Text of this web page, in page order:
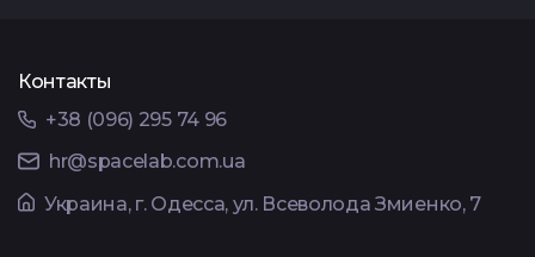
Контакты
+38 (096) 295 74 96
hr@spacelab.com.ua
Украина, г. Одесса, ул. Всеволода Змиенко, 7